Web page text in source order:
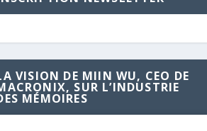
VISION DE MIIN WU, CEO DE
SUR L’INDUSTRIE
MÉMOIRES